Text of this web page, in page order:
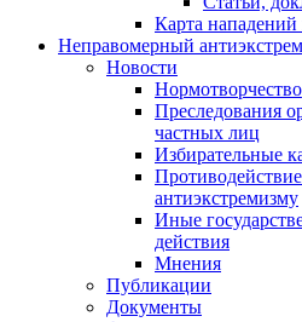
Карта
Неправомерный
Новости
Нормотворчество
Преследования
частных лиц
Избирательные
антиэкстремизму
Иные
действия
Мнения
Публикации
Документы